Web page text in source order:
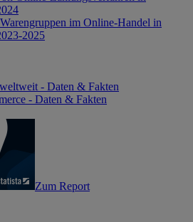
im Online-Handel in
2025
- Daten & Fakten
- Daten & Fakten
Zum Report